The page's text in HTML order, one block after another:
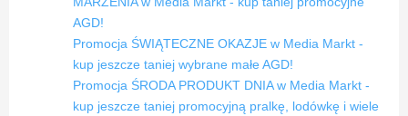
AGD!
Promocja ŚWIĄTECZNE OKAZJE w Media Markt -
kup jeszcze taniej wybrane małe AGD!
Promocja ŚRODA PRODUKT DNIA w Media Markt -
kup jeszcze taniej promocyjną pralkę, lodówkę i wiele